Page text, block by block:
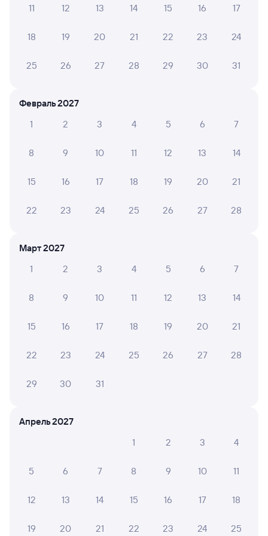
А ещё здесь можно найти
Обратные билеты из Ночки в Максатиху
Отели
11 12 13 14 15 16 17
18 19 20 21 22 23 24
25 26 27 28 29 30 31
Февраль 2027
1
2 3 4 5 6 7
8 9 10 11 12 13 14
15 16 17 18 19 20 21
22 23 24 25 26 27 28
Март 2027
1
2 3 4 5 6 7
8 9 10 11 12 13 14
15 16 17 18 19 20 21
22 23 24 25 26 27 28
29 30 31
Апрель 2027
1
2 3 4
5 6 7 8 9 10 11
12 13 14 15 16 17 18
19 20 21 22 23 24 25